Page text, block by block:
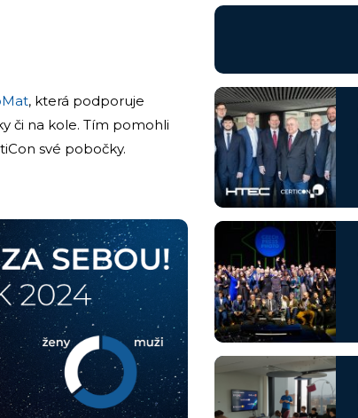
, která podporuje
či na kole. Tím pomohli
své pobočky.